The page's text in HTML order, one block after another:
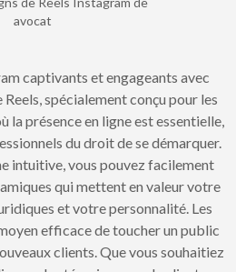
avocat
captivants et engageants avec
spécialement conçu pour les
la présence en ligne est essentielle,
du droit de se démarquer.
intuitive, vous pouvez facilement
qui mettent en valeur votre
et votre personnalité. Les
efficace de toucher un public
clients. Que vous souhaitiez